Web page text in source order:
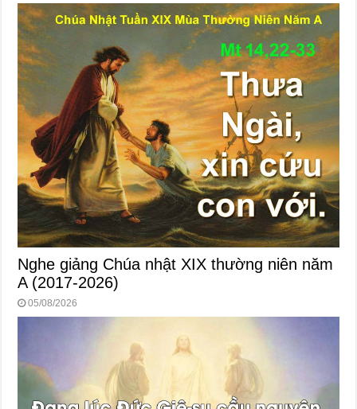
Nghe giảng Chúa nhật XIX thường niên năm
A (2017-2026)
05/08/2026